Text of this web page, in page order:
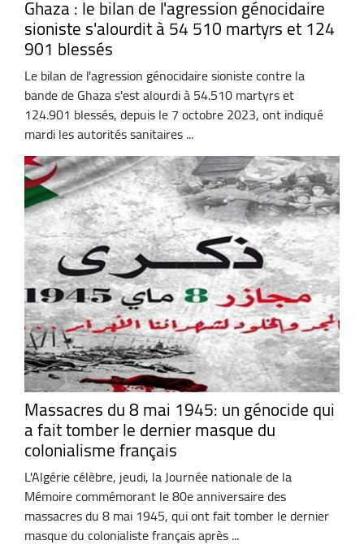
Ghaza : le bilan de l'agression génocidaire
sioniste s'alourdit à 54 510 martyrs et 124
901 blessés
Le bilan de l'agression génocidaire sioniste contre la
bande de Ghaza s'est alourdi à 54.510 martyrs et
124.901 blessés, depuis le 7 octobre 2023, ont indiqué
mardi les autorités sanitaires ...
Massacres du 8 mai 1945: un génocide qui
a fait tomber le dernier masque du
colonialisme français
L'Algérie célèbre, jeudi, la Journée nationale de la
Mémoire commémorant le 80e anniversaire des
massacres du 8 mai 1945, qui ont fait tomber le dernier
masque du colonialiste français après ...